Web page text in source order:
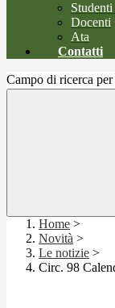
Docenti
Ata
Contatti
Campo di ricerca
Home >
Novità >
Le notizie >
Circ. 98